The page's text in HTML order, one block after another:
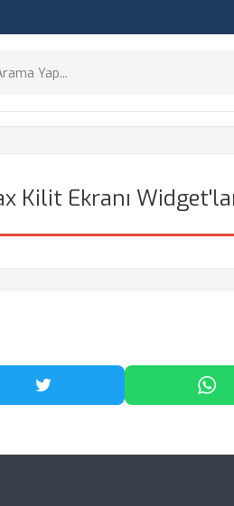
Kilit Ekranı
Twitter'da Paylaş